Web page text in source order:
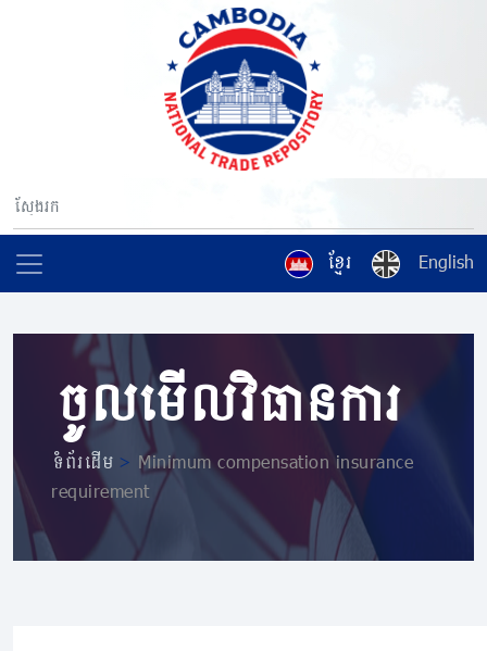
ខ្មែរ English
ចូលមើលវិធានការ
ទំព័រដើម> Minimum compensation insurance
requirement